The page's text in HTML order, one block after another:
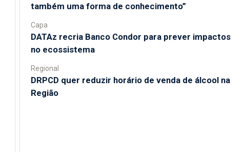
também uma forma de conhecimento”
Capa
DATAz recria Banco Condor para prever impactos
no ecossistema
Regional
DRPCD quer reduzir horário de venda de álcool na
Região